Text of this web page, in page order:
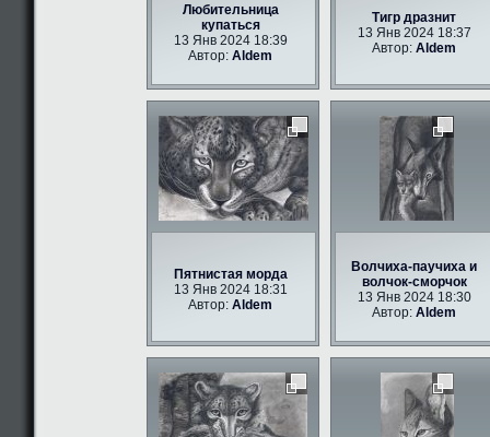
Любительница
купаться
13 Янв 2024 18:39
Автор:Aldem
Тигр дразнит
13 Янв 2024 18:37
Автор:Aldem
Пятнистая морда
13 Янв 2024 18:31
Автор:Aldem
Волчиха-паучиха и
волчок-сморчок
13 Янв 2024 18:30
Автор:Aldem